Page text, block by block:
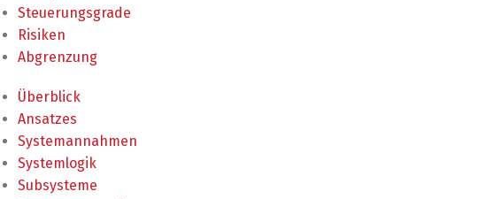
Steuerungsgrade
Risiken
Abgrenzung
Überblick
Ansatzes
Systemannahmen
Systemlogik
Subsysteme